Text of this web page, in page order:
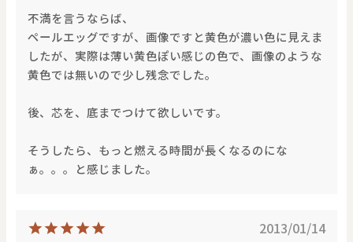
不満を言うならば、
ペールエッグですが、画像ですと黄色が濃い色に見えま
したが、実際は薄い黄色ぽい感じの色で、画像のような
黄色では無いので少し残念でした。
後、芯を、底までつけて欲しいです。
そうしたら、もっと燃える時間が長くなるのにな
ぁ。。。と感じました。
2013/01/14